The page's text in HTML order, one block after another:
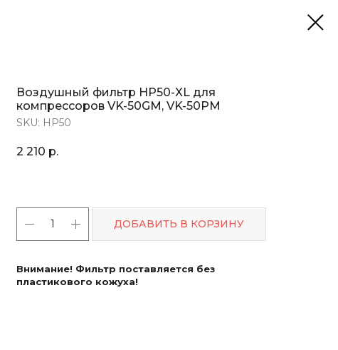
Воздушный фильтр HP50-XL для
компрессоров VK-50GM, VK-50PM
SKU: HP50
2 210 р.
ДОБАВИТЬ В КОРЗИНУ
Внимание! Фильтр поставляется без
пластикового кожуха!